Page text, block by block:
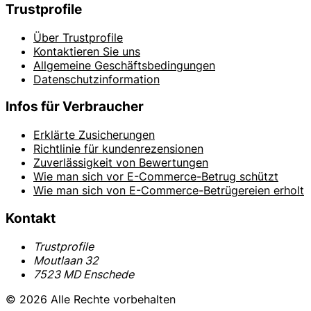
Trustprofile
Über Trustprofile
Kontaktieren Sie uns
Allgemeine Geschäftsbedingungen
Datenschutzinformation
Infos für Verbraucher
Erklärte Zusicherungen
Richtlinie für kundenrezensionen
Zuverlässigkeit von Bewertungen
Wie man sich vor E-Commerce-Betrug schützt
Wie man sich von E-Commerce-Betrügereien erholt
Kontakt
Trustprofile
Moutlaan 32
7523 MD Enschede
© 2026 Alle Rechte vorbehalten